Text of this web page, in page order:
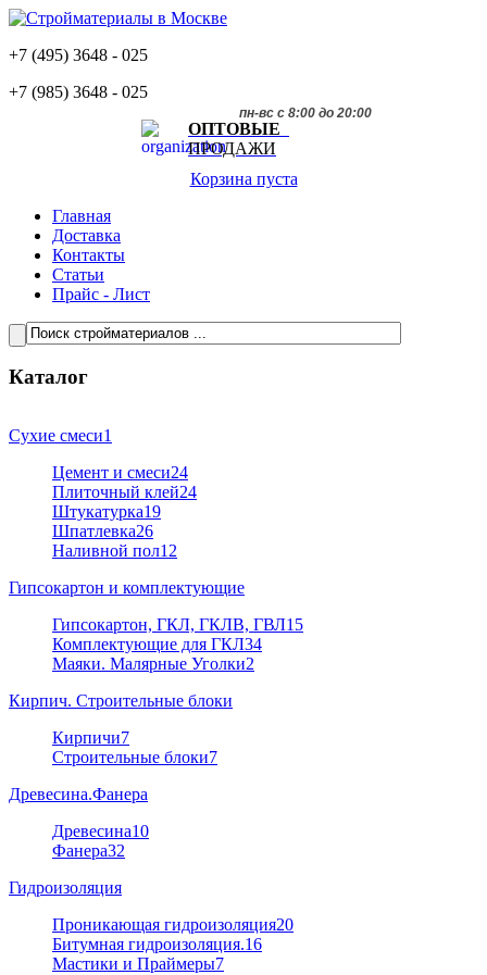
+7 (495) 3648 - 025
+7 (985) 3648 - 025
пн-вс с 8:00 до 20:00
ОПТОВЫЕ
ПРОДАЖИ
Корзина пуста
Главная
Доставка
Контакты
Статьи
Прайс - Лист
Каталог
Сухие смеси1
Цемент и смеси24
Плиточный клей24
Штукатурка19
Шпатлевка26
Наливной пол12
Гипсокартон и комплектующие
Гипсокартон, ГКЛ, ГКЛВ, ГВЛ15
Комплектующие для ГКЛ34
Маяки. Малярные Уголки2
Кирпич. Строительные блоки
Кирпичи7
Строительные блоки7
Древесина.Фанера
Древесина10
Фанера32
Гидроизоляция
Проникающая гидроизоляция20
Битумная гидроизоляция.16
Мастики и Праймеры7